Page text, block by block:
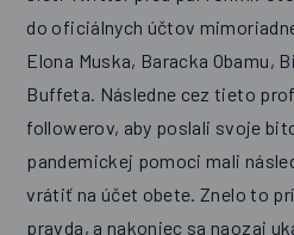
do oficiálnych účtov
Elona Muska, Baracka Obamu,
Buffeta. Následne cez tieto
followerov, aby poslali svoje
pandemickej pomoci mali
vrátiť na účet obete. Znelo to
pravda, a nakoniec sa naozaj